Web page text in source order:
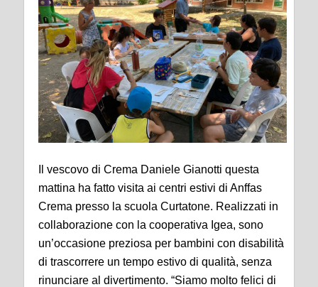
Il vescovo di Crema Daniele Gianotti questa
mattina ha fatto visita ai centri estivi di Anffas
Crema presso la scuola Curtatone. Realizzati in
collaborazione con la cooperativa Igea, sono
un’occasione preziosa per bambini con disabilità
di trascorrere un tempo estivo di qualità, senza
rinunciare al divertimento. “Siamo molto felici di